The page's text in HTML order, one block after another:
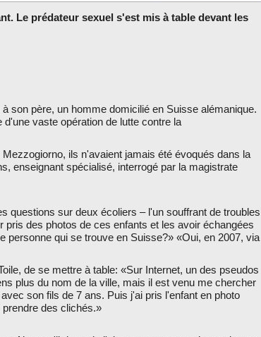
Le prédateur sexuel s'est mis à table devant les
son père, un homme domicilié en Suisse alémanique.
vaste opération de lutte contre la
ils n'avaient jamais été évoqués dans la
enseignant spécialisé, interrogé par la magistrate
questions sur deux écoliers – l'un souffrant de troubles
des photos de ces enfants et les avoir échangées
qui se trouve en Suisse?» «Oui, en 2007, via
de se mettre à table: «Sur Internet, un des pseudos
plus du nom de la ville, mais il est venu me chercher
son fils de 7 ans. Puis j'ai pris l'enfant en photo
des clichés.»